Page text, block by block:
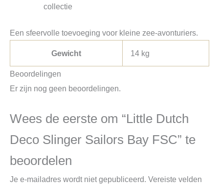
collectie
Een sfeervolle toevoeging voor kleine zee-avonturiers.
Gewicht 14 kg
Beoordelingen
Er zijn nog geen beoordelingen.
Wees de eerste om “Little Dutch
Deco Slinger Sailors Bay FSC” te
beoordelen
Je e-mailadres wordt niet gepubliceerd. Vereiste velden